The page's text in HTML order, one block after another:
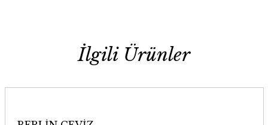
İlgili Ürünler